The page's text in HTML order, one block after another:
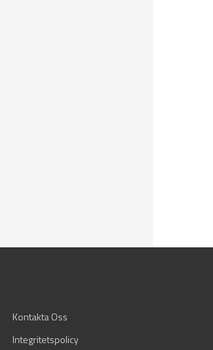
Kontakta Oss
Integritetspolicy